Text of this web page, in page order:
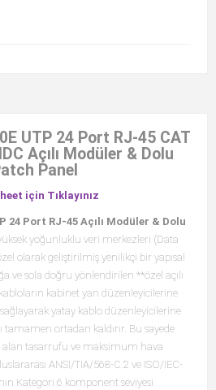
UTP 24 Port RJ-45 CAT
Açılı Modüler & Dolu
Panel
için Tıklayınız
24 Port RJ-45 Açılı Modüler & Dolu
yoğunluklu veri merkezleri (Data
olarak geliştirilmiş yenilikçi bir yapısal
ve sola doğru yönlendirilen **özel açılı
kabinet yan düzenleyicilerine
yatay kablo düzenleyicilerine
ortadan kaldırır. Bu sayede
alan tasarrufu ve maksimum hava
ANSI/TIA/568-C.2 ve ISO/IEC-
Kategori 6 komponent seviyesi